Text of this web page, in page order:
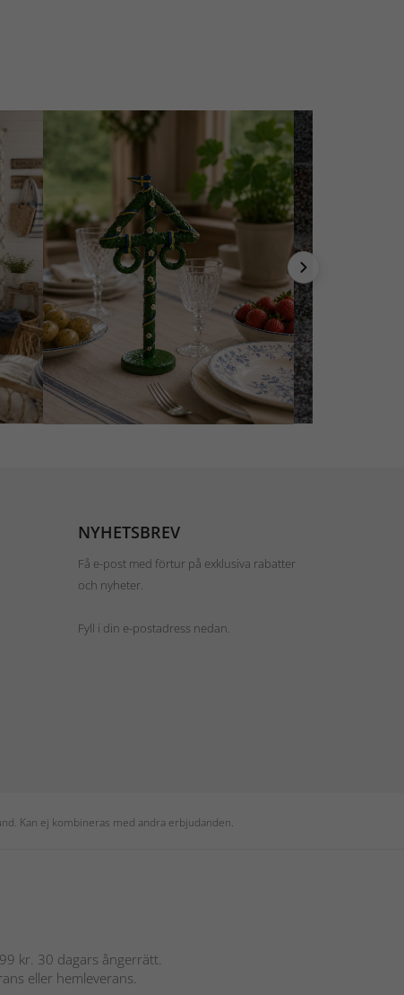
NYHETSBREV
Få e-post med förtur på exklusiva rabatter
och nyheter.
Fyll i din e-postadress nedan.
Kan ej kombineras med andra erbjudanden.
kr. 30 dagars ångerrätt.
eller hemleverans.